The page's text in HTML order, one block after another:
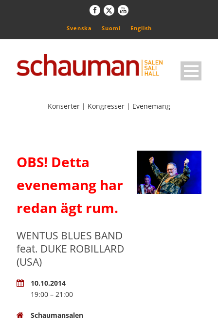
Svenska Suomi English
Konserter | Kongresser | Evenemang
OBS! Detta
evenemang har
redan ägt rum.
WENTUS BLUES BAND
feat. DUKE ROBILLARD
(USA)
10.10.2014
19:00 – 21:00
Schaumansalen